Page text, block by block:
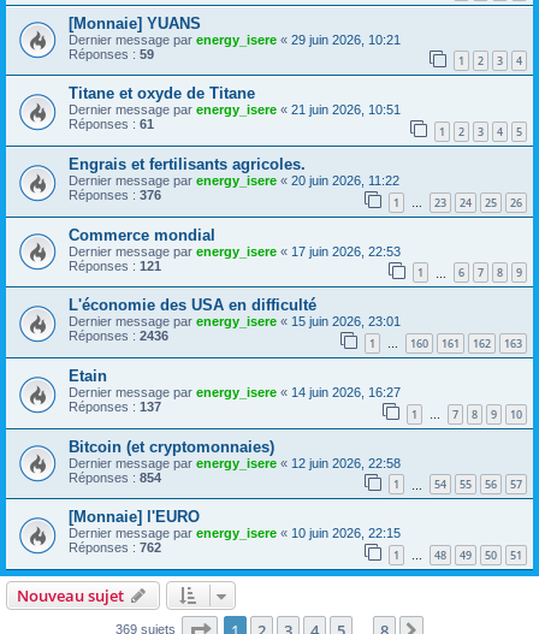
[Monnaie] YUANS
Dernier message par energy_isere « 29 juin 2026, 10:21
Réponses : 59 1 2 3 4
Titane et oxyde de Titane
Dernier message par energy_isere « 21 juin 2026, 10:51
Réponses : 61 1 2 3 4 5
Engrais et fertilisants agricoles.
Dernier message par energy_isere « 20 juin 2026, 11:22
Réponses : 376 1 … 23 24 25 26
Commerce mondial
Dernier message par energy_isere « 17 juin 2026, 22:53
Réponses : 121 1 6 7 8 9
L'économie des USA en difficulté
Dernier message par energy_isere « 15 juin 2026, 23:01
Réponses : 2436 1 … 160 161 162 163
Etain
Dernier message par energy_isere « 14 juin 2026, 16:27
Réponses : 137 1 7 8 9 10
Bitcoin (et cryptomonnaies)
Dernier message par energy_isere « 12 juin 2026, 22:58
Réponses : 854 1 54 55 56 57
[Monnaie] l'EURO
Dernier message par energy_isere « 10 juin 2026, 22:15
Réponses : 762 1 … 48 49 50 51
Nouveau sujet
369 sujets Page 1sur8